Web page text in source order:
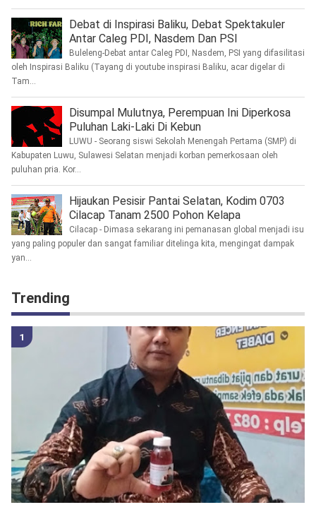
Debat di Inspirasi Baliku, Debat Spektakuler
Antar Caleg PDI, Nasdem Dan PSI
Buleleng-Debat antar Caleg PDI, Nasdem, PSI yang difasilitasi
oleh Inspirasi Baliku (Tayang di youtube inspirasi Baliku, acar digelar di
Tam...
Disumpal Mulutnya, Perempuan Ini Diperkosa
Puluhan Laki-Laki Di Kebun
LUWU - Seorang siswi Sekolah Menengah Pertama (SMP) di
Kabupaten Luwu, Sulawesi Selatan menjadi korban pemerkosaan oleh
puluhan pria. Kor...
Hijaukan Pesisir Pantai Selatan, Kodim 0703
Cilacap Tanam 2500 Pohon Kelapa
Cilacap - Dimasa sekarang ini pemanasan global menjadi isu
yang paling populer dan sangat familiar ditelinga kita, mengingat dampak
yan...
Trending